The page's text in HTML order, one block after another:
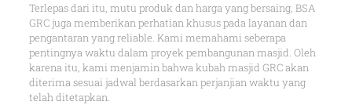
Terlepas dari itu, mutu produk dan harga yang bersaing, BSA
GRC juga memberikan perhatian khusus pada layanan dan
pengantaran yang reliable. Kami memahami seberapa
pentingnya waktu dalam proyek pembangunan masjid. Oleh
karena itu, kami menjamin bahwa kubah masjid GRC akan
diterima sesuai jadwal berdasarkan perjanjian waktu yang
telah ditetapkan.